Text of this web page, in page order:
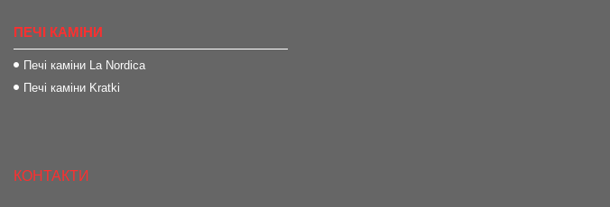
ПЕЧІ КАМІНИ
Печі каміни La Nordica
Печі каміни Kratki